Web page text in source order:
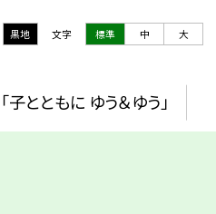
黒地 文字 標準 中 大
「子とともに ゆう＆ゆう」